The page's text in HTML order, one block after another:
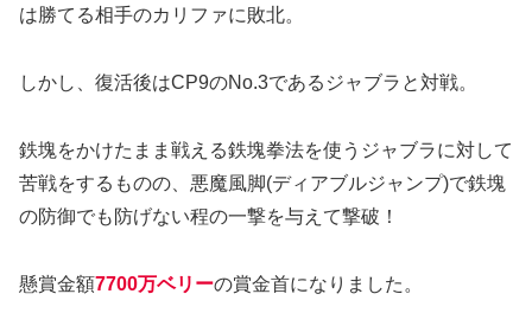
は勝てる相手のカリファに敗北。
しかし、復活後はCP9のNo.3であるジャブラと対戦。
鉄塊をかけたまま戦える鉄塊拳法を使うジャブラに対して
苦戦をするものの、悪魔風脚(ディアブルジャンプ)で鉄塊
の防御でも防げない程の一撃を与えて撃破！
懸賞金額7700万ベリーの賞金首になりました。